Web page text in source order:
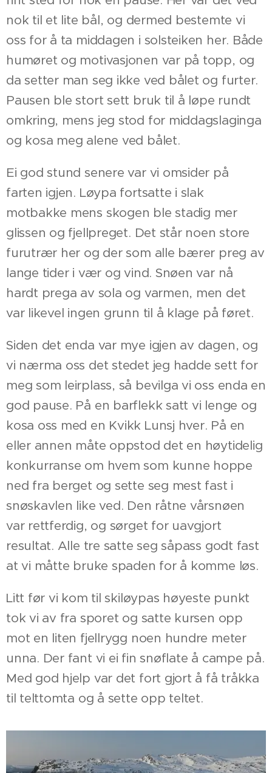
nok til et lite bål, og dermed bestemte vi
oss for å ta middagen i solsteiken her. Både
humøret og motivasjonen var på topp, og
da setter man seg ikke ved bålet og furter.
Pausen ble stort sett bruk til å løpe rundt
omkring, mens jeg stod for middagslaginga
og kosa meg alene ved bålet.
Ei god stund senere var vi omsider på
farten igjen. Løypa fortsatte i slak
motbakke mens skogen ble stadig mer
glissen og fjellpreget. Det står noen store
furutrær her og der som alle bærer preg av
lange tider i vær og vind. Snøen var nå
hardt prega av sola og varmen, men det
var likevel ingen grunn til å klage på føret.
Siden det enda var mye igjen av dagen, og
vi nærma oss det stedet jeg hadde sett for
meg som leirplass, så bevilga vi oss enda en
god pause. På en barflekk satt vi lenge og
kosa oss med en Kvikk Lunsj hver. På en
eller annen måte oppstod det en høytidelig
konkurranse om hvem som kunne hoppe
ned fra berget og sette seg mest fast i
snøskavlen like ved. Den råtne vårsnøen
var rettferdig, og sørget for uavgjort
resultat. Alle tre satte seg såpass godt fast
at vi måtte bruke spaden for å komme løs.
Litt før vi kom til skiløypas høyeste punkt
tok vi av fra sporet og satte kursen opp
mot en liten fjellrygg noen hundre meter
unna. Der fant vi ei fin snøflate å campe på.
Med god hjelp var det fort gjort å få tråkka
til telttomta og å sette opp teltet.